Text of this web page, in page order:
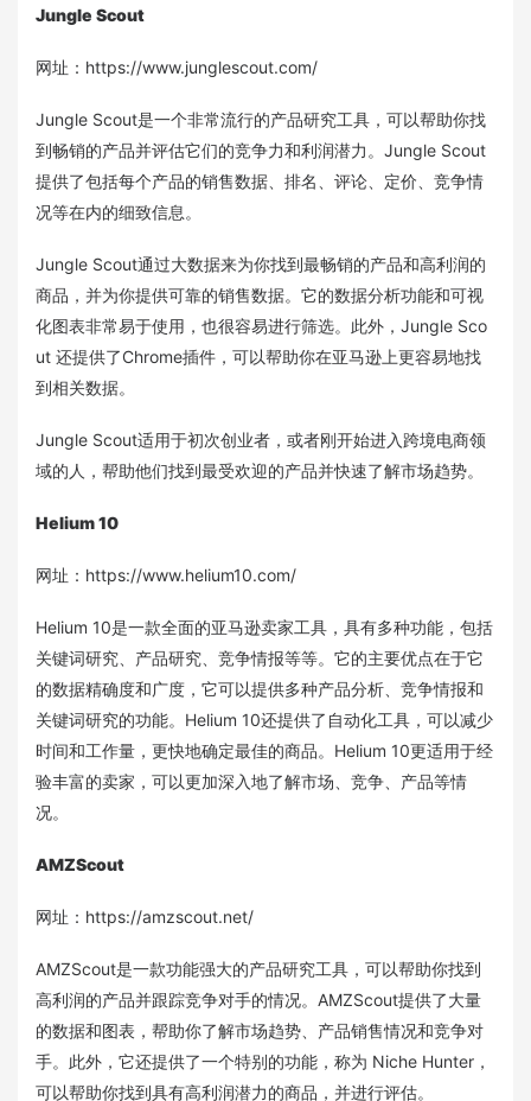
Jungle Scout
网址：https://www.junglescout.com/
Jungle Scout是一个非常流行的产品研究工具，可以帮助你找
到畅销的产品并评估它们的竞争力和利润潜力。Jungle Scout
提供了包括每个产品的销售数据、排名、评论、定价、竞争情
况等在内的细致信息。
Jungle Scout通过大数据来为你找到最畅销的产品和高利润的
商品，并为你提供可靠的销售数据。它的数据分析功能和可视
化图表非常易于使用，也很容易进行筛选。此外，Jungle Sco
ut 还提供了Chrome插件，可以帮助你在亚马逊上更容易地找
到相关数据。
Jungle Scout适用于初次创业者，或者刚开始进入跨境电商领
域的人，帮助他们找到最受欢迎的产品并快速了解市场趋势。
Helium 10
网址：https://www.helium10.com/
Helium 10是一款全面的亚马逊卖家工具，具有多种功能，包括
关键词研究、产品研究、竞争情报等等。它的主要优点在于它
的数据精确度和广度，它可以提供多种产品分析、竞争情报和
关键词研究的功能。Helium 10还提供了自动化工具，可以减少
时间和工作量，更快地确定最佳的商品。Helium 10更适用于经
验丰富的卖家，可以更加深入地了解市场、竞争、产品等情
况。
AMZScout
网址：https://amzscout.net/
AMZScout是一款功能强大的产品研究工具，可以帮助你找到
高利润的产品并跟踪竞争对手的情况。AMZScout提供了大量
的数据和图表，帮助你了解市场趋势、产品销售情况和竞争对
手。此外，它还提供了一个特别的功能，称为 Niche Hunter，
可以帮助你找到具有高利润潜力的商品，并进行评估。